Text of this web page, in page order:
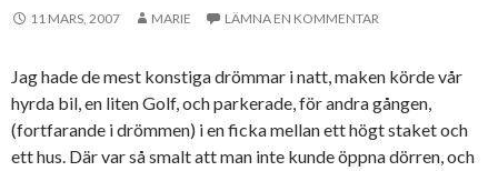
11 MARS, 2007 MARIE LÄMNA EN KOMMENTAR
Jag hade de mest konstiga drömmar i natt, maken körde vår
hyrda bil, en liten Golf, och parkerade, för andra gången,
(fortfarande i drömmen) i en ficka mellan ett högt staket och
ett hus. Där var så smalt att man inte kunde öppna dörren, och